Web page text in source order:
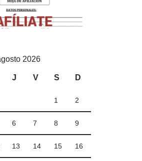
2026
J V S D
1 2
6 7 8 9
13 14 15 16